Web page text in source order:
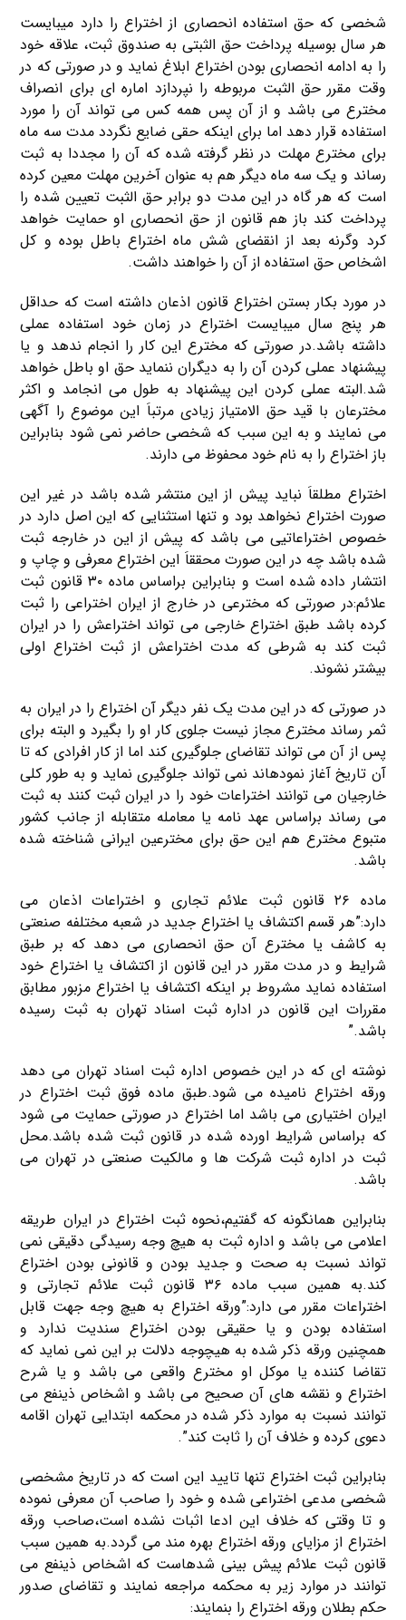
شخصی که حق استفاده انحصاری از اختراع را دارد میبایست
هر سال بوسیله پرداخت حق الثبتی به صندوق ثبت، علاقه خود
را به ادامه انحصاری بودن اختراع ابلاغ نماید و در صورتی که در
وقت مقرر حق الثبت مربوطه را نپردازد اماره ای برای انصراف
مخترع می باشد و از آن پس همه کس می تواند آن را مورد
استفاده قرار دهد اما برای اینکه حقی ضایع نگردد مدت سه ماه
برای مخترع مهلت در نظر گرفته شده که آن را مجددا به ثبت
رساند و یک سه ماه دیگر هم به عنوان آخرین مهلت معین کرده
است که هر گاه در این مدت دو برابر حق الثبت تعیین شده را
پرداخت کند باز هم قانون از حق انحصاری او حمایت خواهد
کرد وگرنه بعد از انقضای شش ماه اختراع باطل بوده و کل
اشخاص حق استفاده از آن را خواهند داشت.
در مورد بکار بستن اختراع قانون اذعان داشته است که حداقل
هر پنج سال میبایست اختراع در زمان خود استفاده عملی
داشته باشد.در صورتی که مخترع این کار را انجام ندهد و یا
پیشنهاد عملی کردن آن را به دیگران ننماید حق او باطل خواهد
شد.البته عملی کردن این پیشنهاد به طول می انجامد و اکثر
مخترعان با قید حق الامتیاز زیادی مرتباَ این موضوع را آگهی
می نمایند و به این سبب که شخصی حاضر نمی شود بنابراین
باز اختراع را به نام خود محفوظ می دارند.
اختراع مطلقاَ نباید پیش از این منتشر شده باشد در غیر این
صورت اختراع نخواهد بود و تنها استثنایی که این اصل دارد در
خصوص اختراعاتیی می باشد که پیش از این در خارجه ثبت
شده باشد چه در این صورت محققاَ این اختراع معرفی و چاپ و
انتشار داده شده است و بنابراین براساس ماده ۳۰ قانون ثبت
علائم:در صورتی که مخترعی در خارج از ایران اختراعی را ثبت
کرده باشد طبق اختراع خارجی می تواند اختراعش را در ایران
ثبت کند به شرطی که مدت اختراعش از ثبت اختراع اولی
بیشتر نشوند.
در صورتی که در این مدت یک نفر دیگر آن اختراع را در ایران به
ثمر رساند مخترع مجاز نیست جلوی کار او را بگیرد و البته برای
پس از آن می تواند تقاضای جلوگیری کند اما از کار افرادی که تا
آن تاریخ آغاز نمودهاند نمی تواند جلوگیری نماید و به طور کلی
خارجیان می توانند اختراعات خود را در ایران ثبت کنند به ثبت
می رساند براساس عهد نامه یا معامله متقابله از جانب کشور
متبوع مخترع هم این حق برای مخترعین ایرانی شناخته شده
باشد.
ماده ۲۶ قانون ثبت علائم تجاری و اختراعات اذعان می
دارد:”هر قسم اکتشاف یا اختراع جدید در شعبه مختلفه صنعتی
به کاشف یا مخترع آن حق انحصاری می دهد که بر طبق
شرایط و در مدت مقرر در این قانون از اکتشاف یا اختراع خود
استفاده نماید مشروط بر اینکه اکتشاف یا اختراع مزبور مطابق
مقررات این قانون در اداره ثبت اسناد تهران به ثبت رسیده
باشد.”
نوشته ای که در این خصوص اداره ثبت اسناد تهران می دهد
ورقه اختراع نامیده می شود.طبق ماده فوق ثبت اختراع در
ایران اختیاری می باشد اما اختراع در صورتی حمایت می شود
که براساس شرایط اورده شده در قانون ثبت شده باشد.محل
ثبت در اداره ثبت شرکت ها و مالکیت صنعتی در تهران می
باشد.
بنابراین همانگونه که گفتیم،نحوه ثبت اختراع در ایران طریقه
اعلامی می باشد و اداره ثبت به هیچ وجه رسیدگی دقیقی نمی
تواند نسبت به صحت و جدید بودن و قانونی بودن اختراع
کند.به همین سبب ماده ۳۶ قانون ثبت علائم تجارتی و
اختراعات مقرر می دارد:”ورقه اختراع به هیچ وجه جهت قابل
استفاده بودن و یا حقیقی بودن اختراع سندیت ندارد و
همچنین ورقه ذکر شده به هیچوجه دلالت بر این نمی نماید که
تقاضا کننده یا موکل او مخترع واقعی می باشد و یا شرح
اختراع و نقشه های آن صحیح می باشد و اشخاص ذینفع می
توانند نسبت به موارد ذکر شده در محکمه ابتدایی تهران اقامه
دعوی کرده و خلاف آن را ثابت کند”.
بنابراین ثبت اختراع تنها تایید این است که در تاریخ مشخصی
شخصی مدعی اختراعی شده و خود را صاحب آن معرفی نموده
و تا وقتی که خلاف این ادعا اثبات نشده است،صاحب ورقه
اختراع از مزایای ورقه اختراع بهره مند می گردد.به همین سبب
قانون ثبت علائم پیش بینی شدهاست که اشخاص ذینفع می
توانند در موارد زیر به محکمه مراجعه نمایند و تقاضای صدور
حکم بطلان ورقه اختراع را بنمایند: